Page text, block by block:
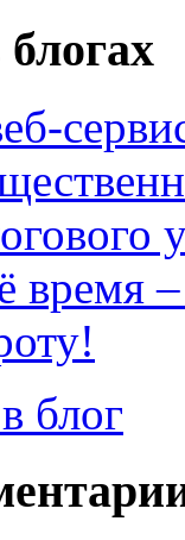
время
блог